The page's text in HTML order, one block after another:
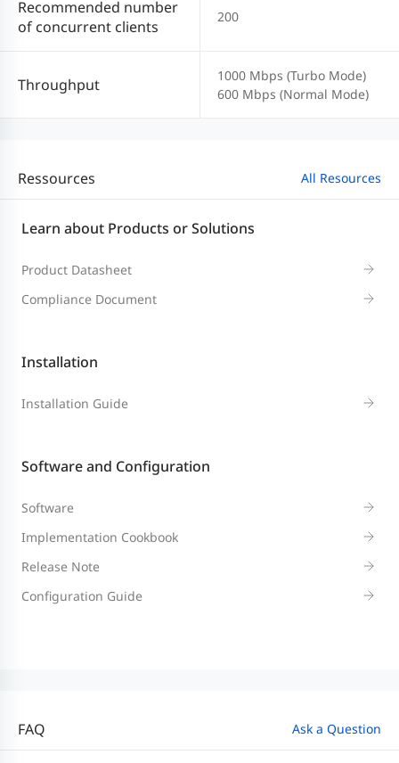
Recommended number
of concurrent clients
200
Throughput
1000 Mbps (Turbo Mode)
600 Mbps (Normal Mode)
Ressources All Resources
Learn about Products or Solutions
Product Datasheet
Compliance Document
Installation
Installation Guide
Software and Configuration
Software
Implementation Cookbook
Release Note
Configuration Guide
FAQ Ask a Question